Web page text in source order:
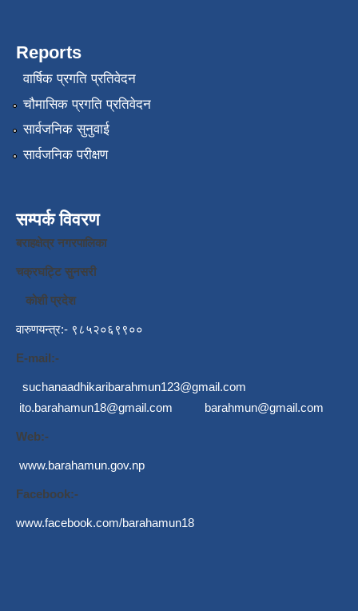
Reports
वार्षिक प्रगति प्रतिवेदन
चौमासिक प्रगति प्रतिवेदन
सार्वजनिक सुनुवाई
सार्वजनिक परीक्षण
सम्पर्क विवरण
बराहक्षेत्र नगरपालिका
चक्रघट्टि सुनसरी
कोशी प्रदेश
वारुणयन्त्र:- ९८५२०६९९००
E-mail:-
suchanaadhikaribarahmun123@gmail.com
ito.barahamun18@gmail.com
barahmun@gmail.com
Web:-
www.barahamun.gov.np
Facebook:-
www.facebook.com/barahamun18